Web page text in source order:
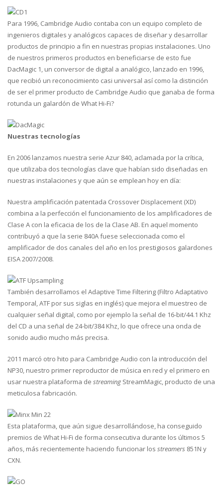
Para 1996, Cambridge Audio contaba con un equipo completo de
ingenieros digitales y analógicos capaces de diseñar y desarrollar
productos de principio a fin en nuestras propias instalaciones. Uno
de nuestros primeros productos en beneficiarse de esto fue
DacMagic 1, un conversor de digital a analógico, lanzado en 1996,
que recibió un reconocimiento casi universal así como la distinción
de ser el primer producto de Cambridge Audio que ganaba de forma
rotunda un galardón de What Hi-Fi?
Nuestras tecnologías
En 2006 lanzamos nuestra serie Azur 840, aclamada por la crítica,
que utilizaba dos tecnologías clave que habían sido diseñadas en
nuestras instalaciones y que aún se emplean hoy en día:
Nuestra amplificación patentada Crossover Displacement (XD)
combina a la perfección el funcionamiento de los amplificadores de
Clase A con la eficacia de los de la Clase AB. En aquel momento
contribuyó a que la serie 840A fuese seleccionada como el
amplificador de dos canales del año en los prestigiosos galardones
EISA 2007/2008.
También desarrollamos el Adaptive Time Filtering (Filtro Adaptativo
Temporal, ATF por sus siglas en inglés) que mejora el muestreo de
cualquier señal digital, como por ejemplo la señal de 16-bit/44.1 Khz
del CD a una señal de 24-bit/384 Khz, lo que ofrece una onda de
sonido audio mucho más precisa.
2011 marcó otro hito para Cambridge Audio con la introducción del
NP30, nuestro primer reproductor de música en red y el primero en
usar nuestra plataforma de streaming StreamMagic, producto de una
meticulosa fabricación.
Esta plataforma, que aún sigue desarrollándose, ha conseguido
premios de What Hi-Fi de forma consecutiva durante los últimos 5
años, más recientemente haciendo funcionar los streamers 851N y
CXN.